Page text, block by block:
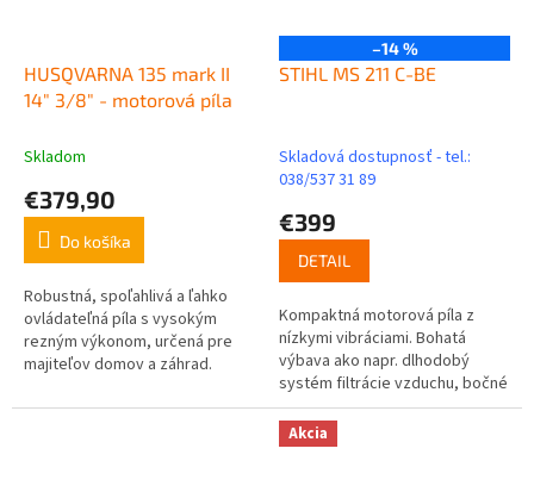
HUSQVARNA 135 mark II
14" 3/8" - motorová píla
Skladom
€379,90
Do košíka
Robustná, spoľahlivá a ľahko
ovládateľná píla s vysokým
rezným výkonom, určená pre
majiteľov domov a záhrad.
príležitostné pílenie na
–14 %
STIHL MS 211 C-BE
Skladová dostupnosť - tel.:
038/537 31 89
€399
DETAIL
Kompaktná motorová píla z
nízkymi vibráciami. Bohatá
výbava ako napr. dlhodobý
systém filtrácie vzduchu, bočné
napínanie reťaze a antivibračný
systém. Vysoký rezný výkon a
veľký...
Akcia